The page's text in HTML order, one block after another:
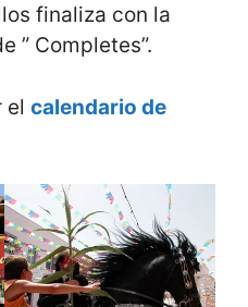
finaliza con la
” Completes”.
el calendario de